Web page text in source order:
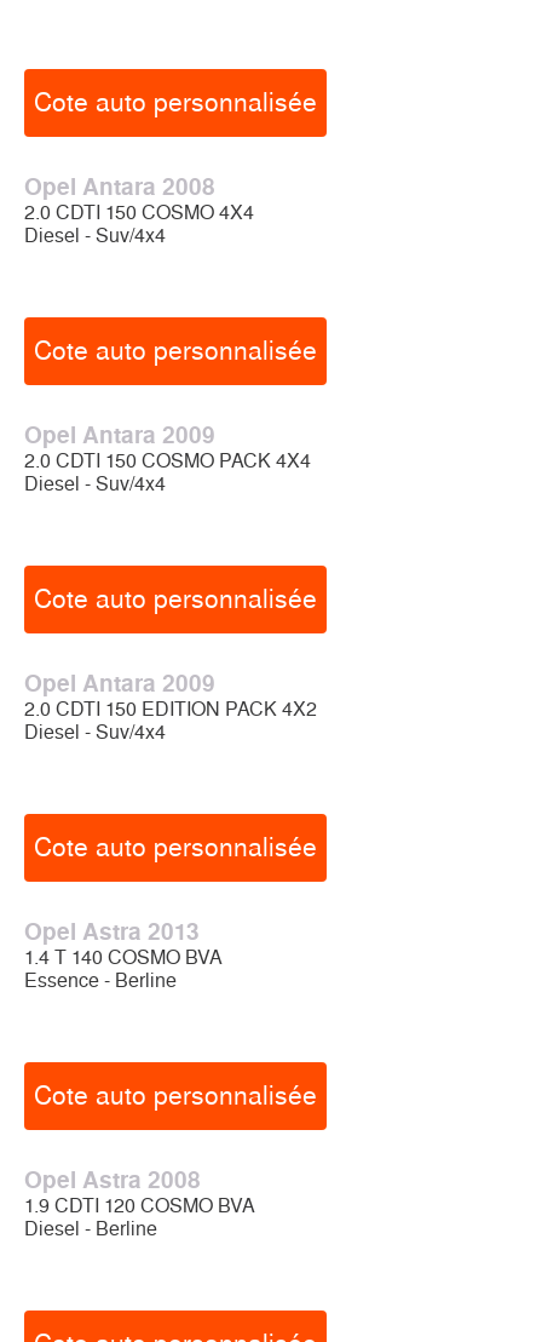
Cote auto personnalisée
Opel Antara 2008
2.0 CDTI 150 COSMO 4X4
Diesel - Suv/4x4
Cote auto personnalisée
Opel Antara 2009
2.0 CDTI 150 COSMO PACK 4X4
Diesel - Suv/4x4
Cote auto personnalisée
Opel Antara 2009
2.0 CDTI 150 EDITION PACK 4X2
Diesel - Suv/4x4
Cote auto personnalisée
Opel Astra 2013
1.4 T 140 COSMO BVA
Essence - Berline
Cote auto personnalisée
Opel Astra 2008
1.9 CDTI 120 COSMO BVA
Diesel - Berline